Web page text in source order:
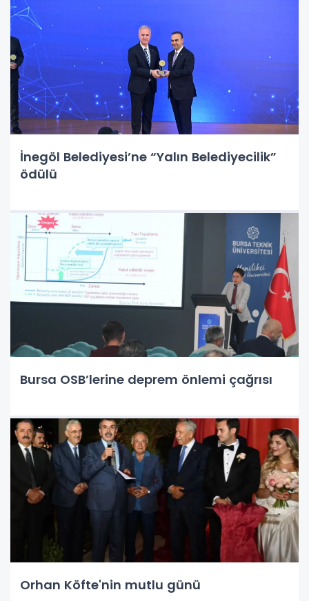
İnegöl Belediyesi’ne “Yalın Belediyecilik”
ödülü
Bursa OSB’lerine deprem önlemi çağrısı
Orhan Köfte'nin mutlu günü